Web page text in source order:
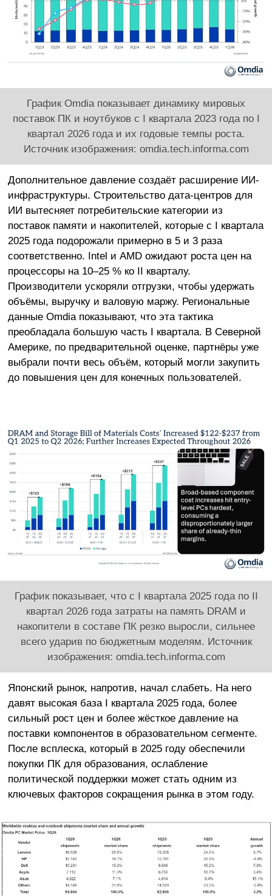
График Omdia показывает динамику мировых
поставок ПК и ноутбуков с I квартала 2023 года по I
квартал 2026 года и их годовые темпы роста.
Источник изображения: omdia.tech.informa.com
Дополнительное давление создаёт расширение ИИ-
инфраструктуры. Строительство дата-центров для
ИИ вытесняет потребительские категории из
поставок памяти и накопителей, которые с I квартала
2025 года подорожали примерно в 5 и 3 раза
соответственно. Intel и AMD ожидают роста цен на
процессоры на 10–25 % ко II кварталу.
Производители ускоряли отгрузки, чтобы удержать
объёмы, выручку и валовую маржу. Региональные
данные Omdia показывают, что эта тактика
преобладала большую часть I квартала. В Северной
Америке, по предварительной оценке, партнёры уже
выбрали почти весь объём, который могли закупить
до повышения цен для конечных пользователей.
График показывает, что с I квартала 2025 года по II
квартал 2026 года затраты на память DRAM и
накопители в составе ПК резко выросли, сильнее
всего ударив по бюджетным моделям. Источник
изображения: omdia.tech.informa.com
Японский рынок, напротив, начал слабеть. На него
давят высокая база I квартала 2025 года, более
сильный рост цен и более жёсткое давление на
поставки компонентов в образовательном сегменте.
После всплеска, который в 2025 году обеспечили
покупки ПК для образования, ослабление
политической поддержки может стать одним из
ключевых факторов сокращения рынка в этом году.